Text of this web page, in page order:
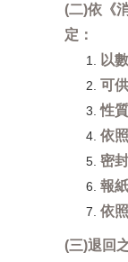
(二)依《
定：
以
可
性
依
密
報
依
(三)退回